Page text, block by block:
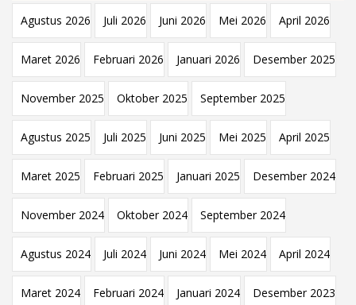
Agustus 2026 Juli 2026 Juni 2026 Mei 2026 April 2026
Maret 2026 Februari 2026 Januari 2026 Desember 2025
November 2025 Oktober 2025 September 2025
Agustus 2025 Juli 2025 Juni 2025 Mei 2025 April 2025
Maret 2025 Februari 2025 Januari 2025 Desember 2024
November 2024 Oktober 2024 September 2024
Agustus 2024 Juli 2024 Juni 2024 Mei 2024 April 2024
Maret 2024 Februari 2024 Januari 2024 Desember 2023